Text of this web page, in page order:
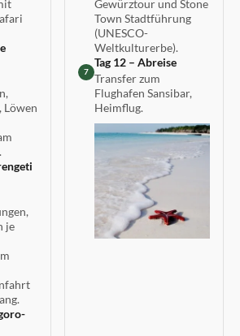
Löwen
je
Gewürztour und Stone
Town Stadtführung
(UNESCO-
Weltkulturerbe).
7
Tag 12 – Abreise
Transfer zum
Flughafen Sansibar,
Heimflug.